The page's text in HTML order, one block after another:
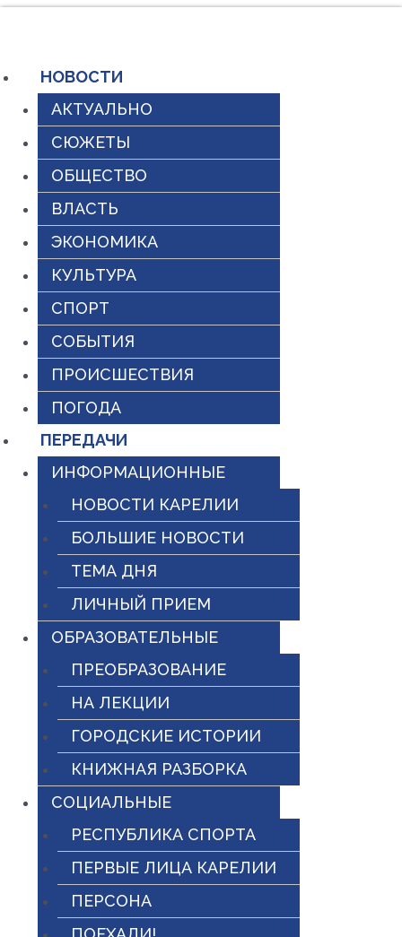
содержимому
НОВОСТИ
АКТУАЛЬНО
СЮЖЕТЫ
ОБЩЕСТВО
ВЛАСТЬ
ЭКОНОМИКА
КУЛЬТУРА
СПОРТ
СОБЫТИЯ
ПРОИСШЕСТВИЯ
ПОГОДА
ПЕРЕДАЧИ
ИНФОРМАЦИОННЫЕ
НОВОСТИ КАРЕЛИИ
БОЛЬШИЕ НОВОСТИ
ТЕМА ДНЯ
ЛИЧНЫЙ ПРИЕМ
ОБРАЗОВАТЕЛЬНЫЕ
ПРЕОБРАЗОВАНИЕ
НА ЛЕКЦИИ
ГОРОДСКИЕ ИСТОРИИ
КНИЖНАЯ РАЗБОРКА
СОЦИАЛЬНЫЕ
РЕСПУБЛИКА СПОРТА
ПЕРВЫЕ ЛИЦА КАРЕЛИИ
ПЕРСОНА